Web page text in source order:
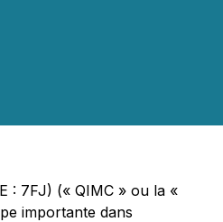
: 7FJ) (« QIMC » ou la «
importante dans